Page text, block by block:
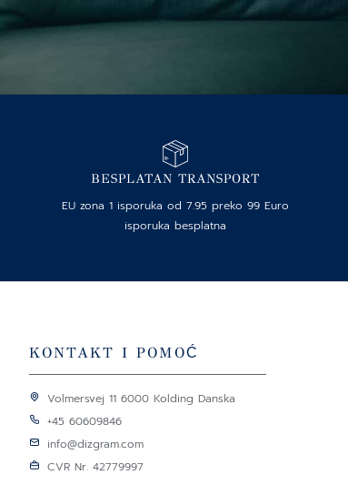
BESPLATAN TRANSPORT
EU zona 1 isporuka od 7.95 preko 99 Euro
isporuka besplatna
KONTAKT I POMOĆ
Volmersvej 11 6000 Kolding Danska
+45 60609846
info@dizgram.com
CVR Nr. 42779997